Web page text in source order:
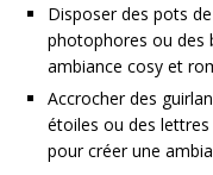
Disposer des pots
photophores ou des
ambiance cosy et
Accrocher des
étoiles ou des
pour créer une